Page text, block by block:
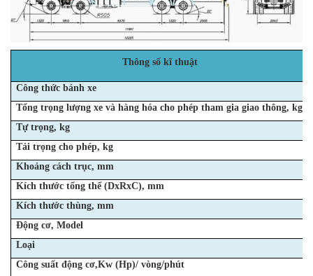
Thông số kĩ thuật
Công thức bánh xe
Tổng trọng lượng xe và hàng hóa cho phéptham gia giao thông, kg
Tự trọng, kg
Tải trọng cho phép, kg
Khoảng cách trục, mm
Kích thước tổng thể (DxRxC), mm
Kích thước thùng, mm
Động cơ, Model
Loại
Công suất động cơ,Kw (Hp)/ vòng/phút